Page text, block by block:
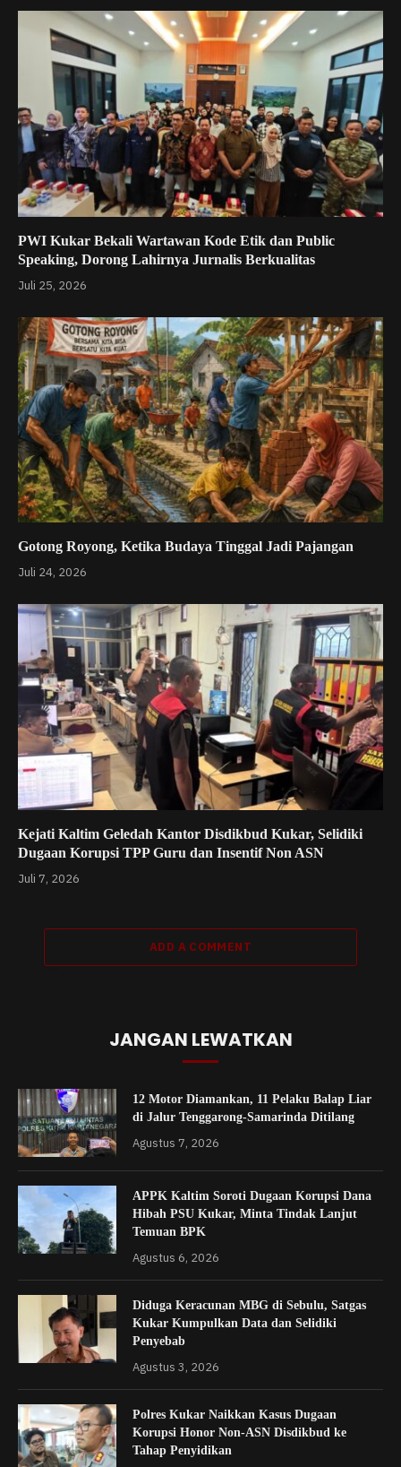
PWI Kukar Bekali Wartawan Kode Etik dan Public
Speaking, Dorong Lahirnya Jurnalis Berkualitas
Juli 25, 2026
Gotong Royong, Ketika Budaya Tinggal Jadi Pajangan
Juli 24, 2026
Kejati Kaltim Geledah Kantor Disdikbud Kukar, Selidiki
Dugaan Korupsi TPP Guru dan Insentif Non ASN
Juli 7, 2026
ADD A COMMENT
JANGAN LEWATKAN
12 Motor Diamankan, 11 Pelaku Balap Liar
di Jalur Tenggarong-Samarinda Ditilang
Agustus 7, 2026
APPK Kaltim Soroti Dugaan Korupsi Dana
Hibah PSU Kukar, Minta Tindak Lanjut
Temuan BPK
Agustus 6, 2026
Diduga Keracunan MBG di Sebulu, Satgas
Kukar Kumpulkan Data dan Selidiki
Penyebab
Agustus 3, 2026
Polres Kukar Naikkan Kasus Dugaan
Korupsi Honor Non-ASN Disdikbud ke
Tahap Penyidikan